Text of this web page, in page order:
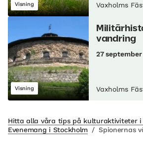
Visning Vaxholms
Visning
vandring
27 september
Vaxholms
Hitta alla våra tips på kulturaktiviteter i
Evenemang i Stockholm / Spionernas